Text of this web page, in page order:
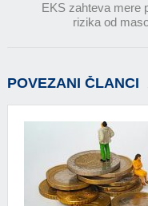
EKS zahteva mere
rizika od
POVEZANI ČLANCI